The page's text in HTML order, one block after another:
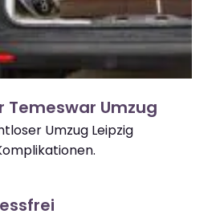
Temeswar Umzug
Umzug Leipzig